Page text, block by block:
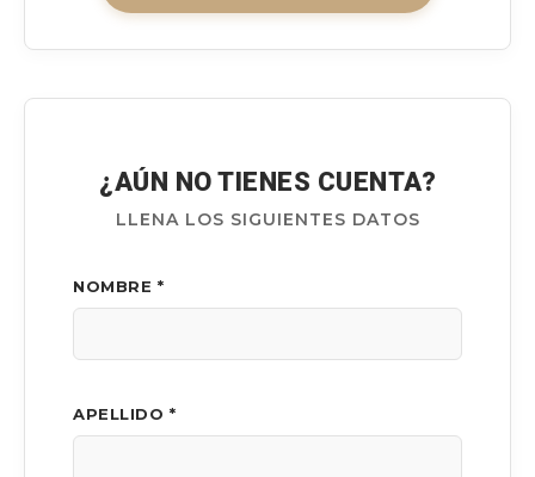
¿AÚN NO TIENES CUENTA?
LLENA LOS SIGUIENTES DATOS
NOMBRE *
APELLIDO *